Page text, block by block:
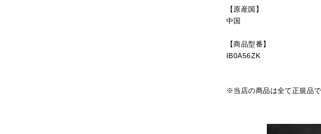
【原産国】
中国
【商品型番】
IB0A56ZK
※当店の商品は全て正規品で